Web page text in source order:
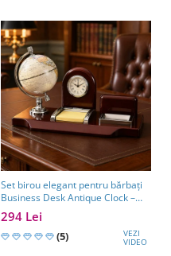
Set birou elegant pentru bărbați
Business Desk Antique Clock –
cadou premium pentru șef, soț
sau partener de afaceri
294 Lei
(5) VEZI
VIDEO